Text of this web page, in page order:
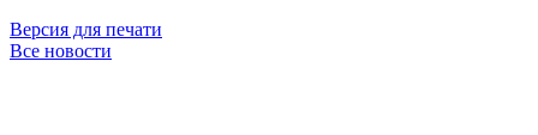
Версия для печати
Все новости